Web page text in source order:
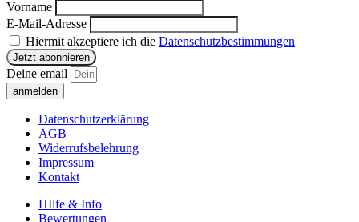
Vorname
E-Mail-Adresse
Hiermit akzeptiere ich die Datenschutzbestimmungen
Deine email
anmelden
Datenschutzerklärung
AGB
Widerrufsbelehrung
Impressum
Kontakt
HIlfe & Info
Bewertungen